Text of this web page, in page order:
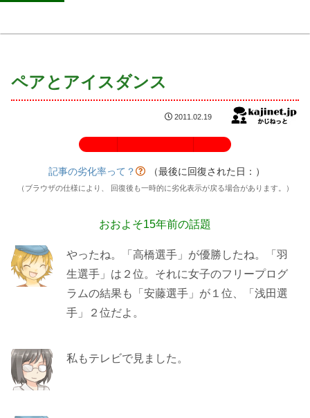
ペアとアイスダンス
2011.02.19
記事の劣化率って？ （最後に回復された日： ）
（ブラウザの仕様により、 回復後も一時的に劣化表示が戻る場合があります。）
おおよそ15年前の話題
やったね。「高橋選手」が優勝したね。「羽
生選手」は２位。それに女子のフリープログ
ラムの結果も「安藤選手」が１位、「浅田選
手」２位だよ。
私もテレビで見ました。